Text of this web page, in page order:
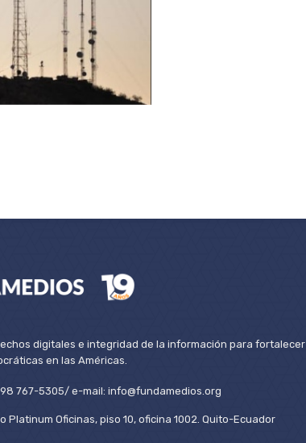
digitales e integridad de la información para fortalecer
en las Américas.
767-5305/ e-mail: info@fundamedios.org
Oficinas, piso 10, oficina 1002. Quito-Ecuador